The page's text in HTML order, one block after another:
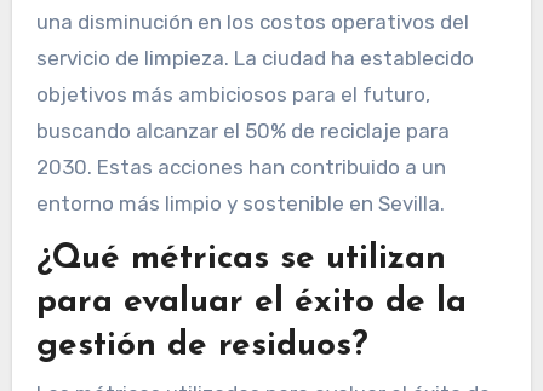
una disminución en los costos operativos del
servicio de limpieza. La ciudad ha establecido
objetivos más ambiciosos para el futuro,
buscando alcanzar el 50% de reciclaje para
2030. Estas acciones han contribuido a un
entorno más limpio y sostenible en Sevilla.
¿Qué métricas se utilizan
para evaluar el éxito de la
gestión de residuos?